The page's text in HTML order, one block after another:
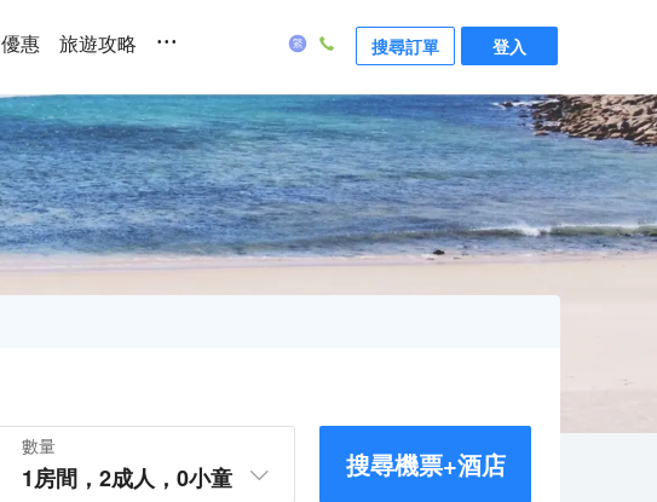
優惠 旅遊攻略 ... 搜尋訂單 登入
數量
1房間， 2成人， 0小童 搜尋機票+酒店